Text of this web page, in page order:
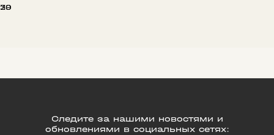
20
39
Следите за нашими новостями и
обновлениями в социальных сетях: